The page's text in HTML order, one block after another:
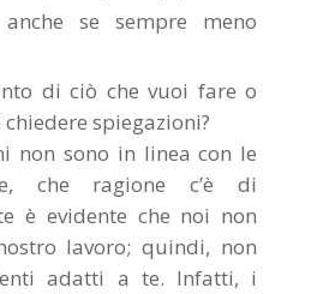
se sempre meno
di ciò che vuoi fare o
spiegazioni?
non sono in linea con le
che ragione c’è di
è evidente che noi non
lavoro; quindi, non
adatti a te. Infatti, i